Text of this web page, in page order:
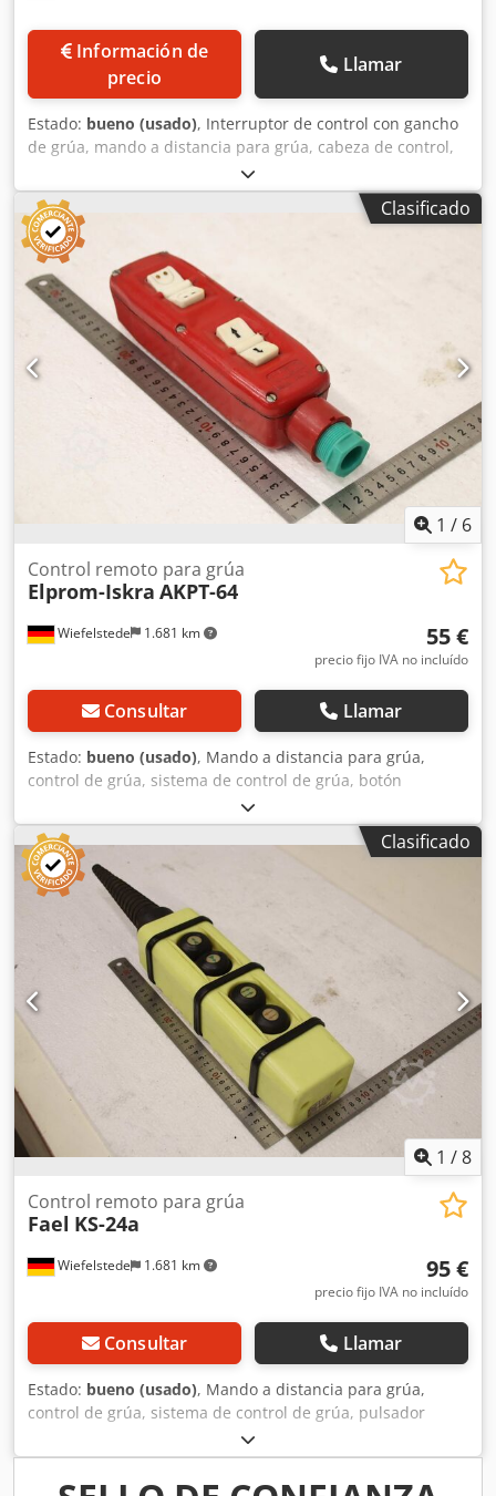
Información de
precio
Llamar
Estado: bueno (usado), Interruptor de control con gancho
de grúa, mando a distancia para grúa, cabeza de control,
sistema de control de grúa, control de grúa, pulsador
colgante, interruptor de control, bloque de control,
interruptor de comando para manipulador, dispositivo de
elevación, equipo de elevación, grúa para puesto de
trabajo, grúa giratoria para almacén, grúa para almacén,
grúa para puesto de trabajo, pinza para materiales, grúa
giratoria de columna Codpfxjzmf Abe Agkerf -Fabricante:
Demag, interruptor de control Demag Manulift con gancho
de grúa -Interruptor de control: Tipo DSM4 -Gancho de
grúa: Capacidad de carga 250 kg -Dimensiones de
transporte: 360/170/A200 mm -Peso: 3,3 kg
Clasificado
1 / 6
Wiefelstede 1.681 km
Control remoto para grúa
Elprom-Iskra AKPT-64
55 €
precio fijo IVA no incluído
Consultar Llamar
Estado: bueno (usado), Mando a distancia para grúa,
control de grúa, sistema de control de grúa, botón
colgante, interruptor de control, caja de control, sistema
de control. Crodjzmfdljpfx Agkjf -Fabricante: Elprom-Iskra,
interruptor de control para mando a distancia de grúa -
Tipo: AKPT-64 -Dimensiones: 245/65/55 mm -Peso: 0,4 kg
Clasificado
1 /8
Wiefelstede 1.681 km
Control remoto para grúa
Fael KS-24a
95 €
precio fijo IVA no incluído
Consultar Llamar
Estado: bueno (usado), Mando a distancia para grúa,
control de grúa, sistema de control de grúa, pulsador
colgante, interruptor de control, válvula de control, control
de supervisión Crsdozmfdfjpfx Agksf -Fabricante: Faell,
interruptor de control para mando a distancia de grúa -